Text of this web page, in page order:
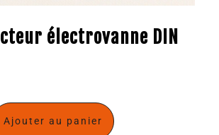
électrovanne DIN
Ajouter au panier